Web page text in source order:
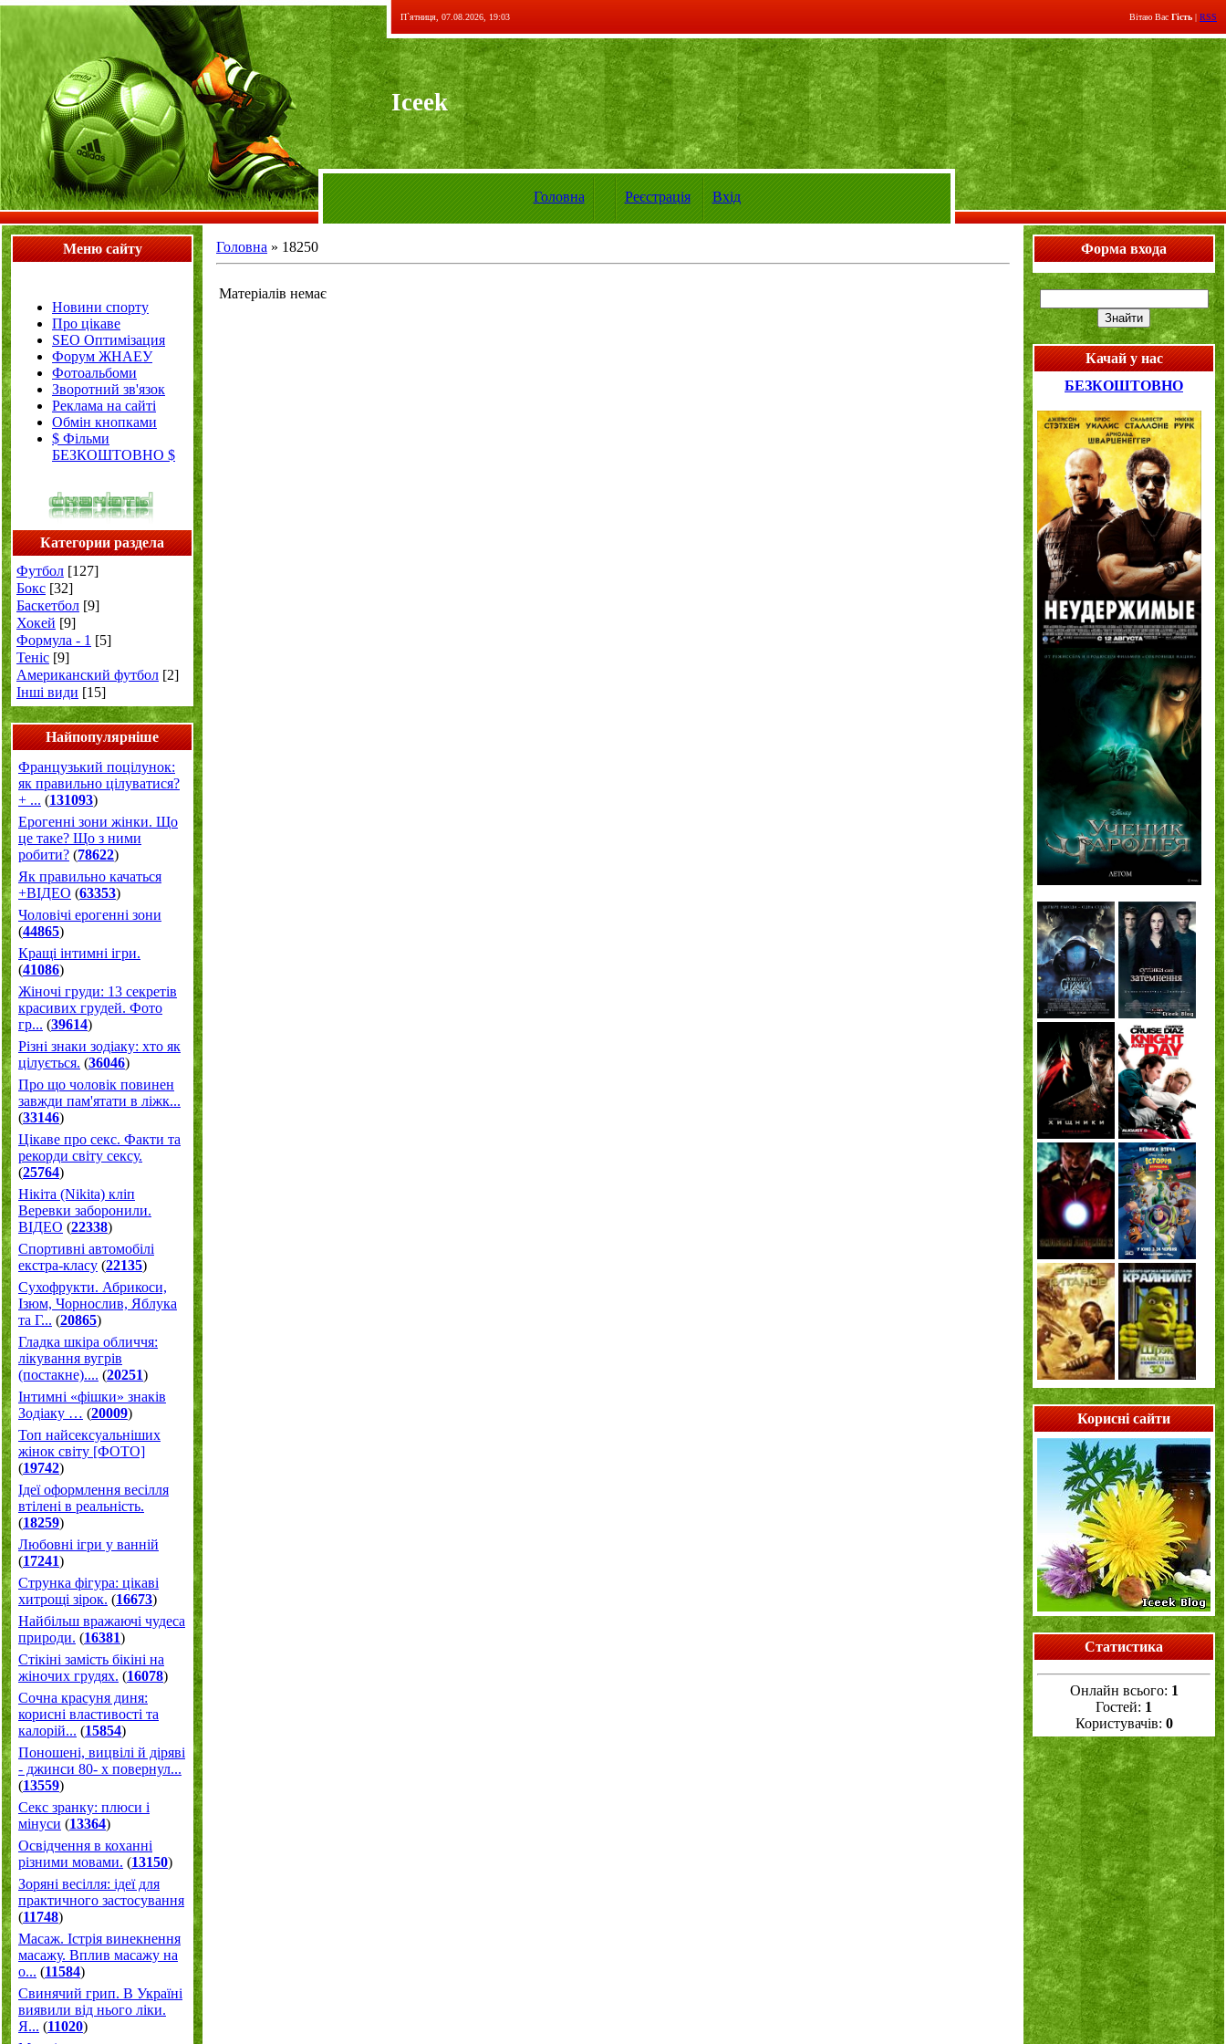
П`ятниця, 07.08.2026, 19:03 Вітаю Вас Гість | RSS
Iceek
Головна Реєстрація Вхід
Меню сайту
Новини спорту
Про цікаве
SEO Оптимізация
Форум ЖНАЕУ
Фотоальбоми
Зворотний зв'язок
Реклама на сайті
Обмін кнопками
$ Фільми
БЕЗКОШТОВНО $
Категории раздела
Футбол [127]
Бокс [32]
Баскетбол [9]
Хокей [9]
Формула - 1 [5]
Теніс [9]
Американский футбол [2]
Інші види [15]
Найпопулярніше
Французький поцілунок:
як правильно цілуватися?
+ ... (131093)
Ерогенні зони жінки. Що
це таке? Що з ними
робити? (78622)
Як правильно качаться
+ВІДЕО (63353)
Чоловічі ерогенні зони
(44865)
Кращі інтимні ігри.
(41086)
Жіночі груди: 13 секретів
красивих грудей. Фото
гр... (39614)
Різні знаки зодіаку: хто як
цілується. (36046)
Про що чоловік повинен
завжди пам'ятати в ліжк...
(33146)
Цікаве про секс. Факти та
рекорди світу сексу.
(25764)
Нікіта (Nikita) кліп
Веревки заборонили.
ВІДЕО (22338)
Спортивні автомобілі
екстра-класу (22135)
Cухофрукти. Абрикоси,
Ізюм, Чорнослив, Яблука
та Г... (20865)
Гладка шкіра обличчя:
лікування вугрів
(постакне).... (20251)
Інтимні «фішки» знаків
Зодіаку … (20009)
Топ найсексуальніших
жінок світу [ФОТО]
(19742)
Ідеї оформлення весілля
втілені в реальність.
(18259)
Любовні ігри у ванній
(17241)
Струнка фігура: цікаві
хитрощі зірок. (16673)
Найбільш вражаючі чудеса
природи. (16381)
Стікіні замість бікіні на
жіночих грудях. (16078)
Сочна красуня диня:
корисні властивості та
калорій... (15854)
Поношені, вицвілі й діряві
- джинси 80- х повернул...
(13559)
Секс зранку: плюси і
мінуси (13364)
Освідчення в коханні
різними мовами. (13150)
Зоряні весілля: ідеї для
практичного застосування
(11748)
Масаж. Істрія винекнення
масажу. Вплив масажу на
о... (11584)
Свинячий грип. В Україні
виявили від нього ліки.
Я... (11020)
Головна » 18250
Матеріалів немає
Форма входа
Качай у нас
БЕЗКОШТОВНО
Корисні сайти
Статистика
Онлайн всього: 1
Гостей: 1
Користувачів: 0